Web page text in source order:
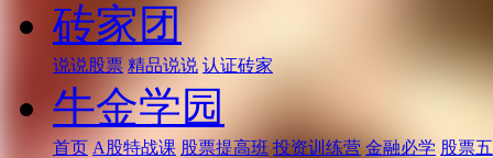
砖家团
说说股票 精品说说 认证砖家
牛金学园
首页 A股特战课 股票提高班 投资训练营 金融必学 股票